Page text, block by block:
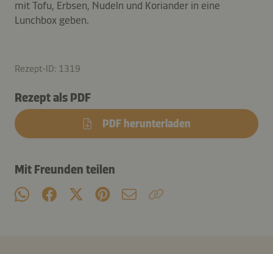
mit Tofu, Erbsen, Nudeln und Koriander in eine
Lunchbox geben.
Rezept-ID: 1319
Rezept als PDF
PDF herunterladen
Mit Freunden teilen